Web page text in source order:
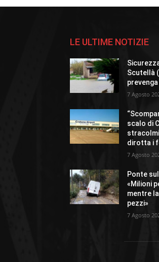
LE ULTIME NOTIZIE
Scutellà
7 Agosto
scalo di
dirotta i
7 Agosto
Ponte
«Milioni
mentre
pezzi»
7 Agosto